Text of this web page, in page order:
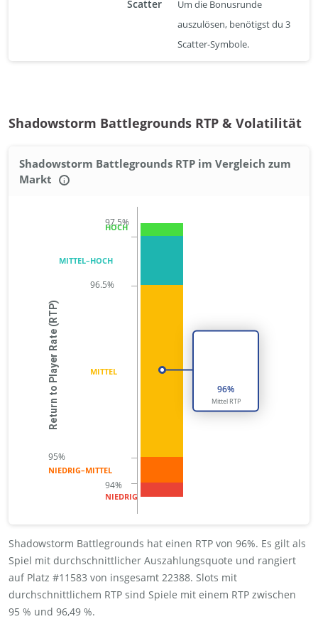
Scatter
Um die Bonusrunde
auszulösen, benötigst du 3
Scatter-Symbole.
Shadowstorm Battlegrounds RTP & Volatilität
Shadowstorm Battlegrounds RTP im Vergleich zum
Markt
i
Return to Player Rate (RTP)
HOCH
MITTEL–HOCH
MITTEL
96%
Mittel RTP
NIEDRIG–MITTEL
NIEDRIG
Shadowstorm Battlegrounds hat einen RTP von 96%. Es gilt als
Spiel mit durchschnittlicher Auszahlungsquote und rangiert
auf Platz #11583 von insgesamt 22388. Slots mit
durchschnittlichem RTP sind Spiele mit einem RTP zwischen
95 % und 96,49 %.